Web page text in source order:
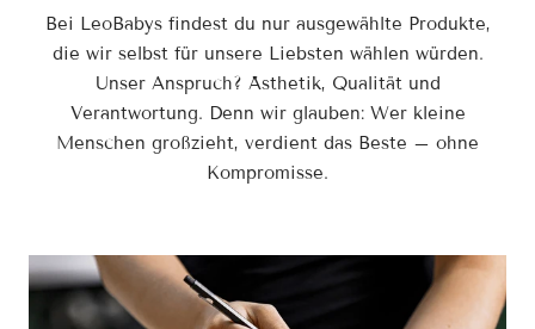
Bei LeoBabys findest du nur ausgewählte Produkte,
die wir selbst für unsere Liebsten wählen würden.
Unser Anspruch? Ästhetik, Qualität und
Verantwortung. Denn wir glauben: Wer kleine
Menschen großzieht, verdient das Beste – ohne
Kompromisse.